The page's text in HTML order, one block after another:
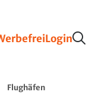
Login
Flughäfen